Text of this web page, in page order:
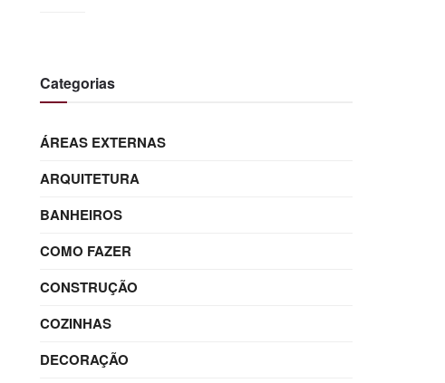
Categorias
ÁREAS EXTERNAS
ARQUITETURA
BANHEIROS
COMO FAZER
CONSTRUÇÃO
COZINHAS
DECORAÇÃO